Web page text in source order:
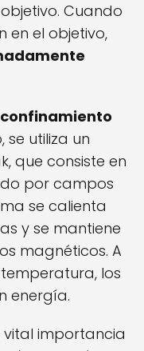
Cuando
en el objetivo,
confinamiento
se utiliza un
que consiste en
por campos
se calienta
y se mantiene
magnéticos. A
los
energía.
vital importancia